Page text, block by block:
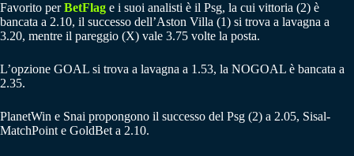
Favorito perBetFlag e i suoi analisti è il Psg, la cui vittoria (2) è
bancata a 2.10, il successo dell’Aston Villa (1) si trova a lavagna a
3.20, mentre il pareggio (X) vale 3.75 volte la posta.
L’opzione GOAL si trova a lavagna a 1.53, la NOGOAL è bancata a
2.35.
PlanetWin e Snai propongono il successo del Psg (2) a 2.05, Sisal-
MatchPoint e GoldBet a 2.10.